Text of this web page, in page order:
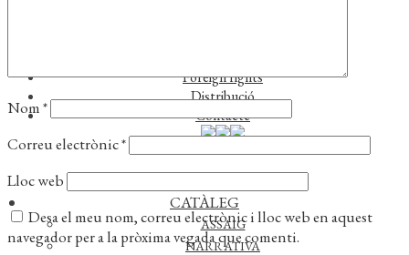
Foreign rights
Distribució
Contacte
CATÀLEG
ASSAIG
NARRATIVA
Nom*
Correu electrònic*
Lloc web
Desa el meu nom, correu electrònic i lloc web en aquest
navegador per a la pròxima vegada que comenti.